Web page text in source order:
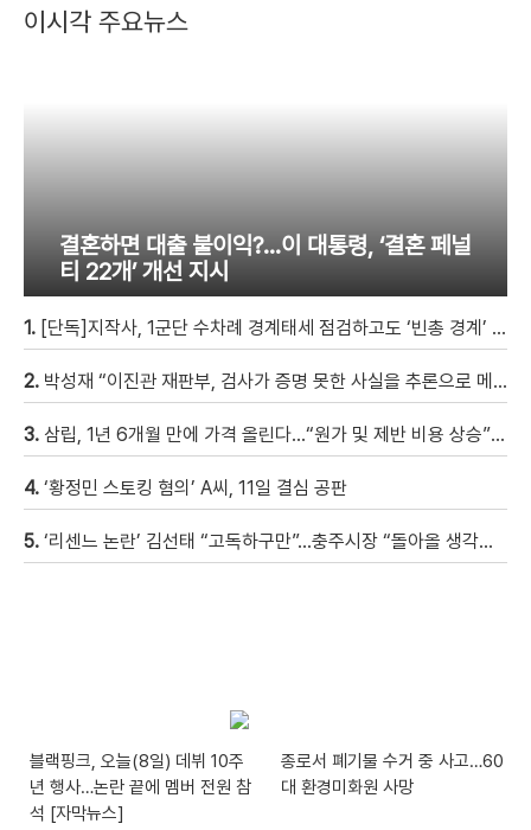
이시각 주요뉴스
결혼하면 대출 불이익?…이 대통령, ‘결혼 페널
티 22개’ 개선 지시
1. [단독]지작사, 1군단 수차례 경계태세 점검하고도 ‘빈총 경계’ 몰랐다
2. 박성재 “이진관 재판부, 검사가 증명 못한 사실을 추론으로 메꿔” [현장영상]
3. 삼립, 1년 6개월 만에 가격 올린다…“원가 및 제반 비용 상승” [자막뉴스]
4. ‘황정민 스토킹 혐의’ A씨, 11일 결심 공판
5. ‘리센느 논란’ 김선태 “고독하구만”…충주시장 “돌아올 생각은?”
블랙핑크, 오늘(8일) 데뷔 10주
년 행사…논란 끝에 멤버 전원 참
석 [자막뉴스]
종로서 폐기물 수거 중 사고…60
대 환경미화원 사망